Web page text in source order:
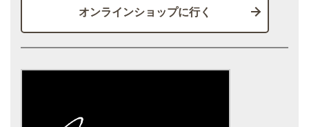
オンラインショップに行く